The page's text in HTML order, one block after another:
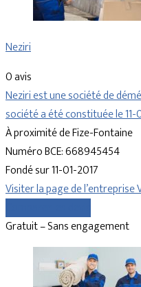
Neziri
0 avis
Neziri est une société de
société a été constituée le
À proximité de Fize-Fontaine
Numéro BCE: 668945454
Fondé sur 11-01-2017
Visiter la page de l’entreprise
Gratuit – Sans engagement